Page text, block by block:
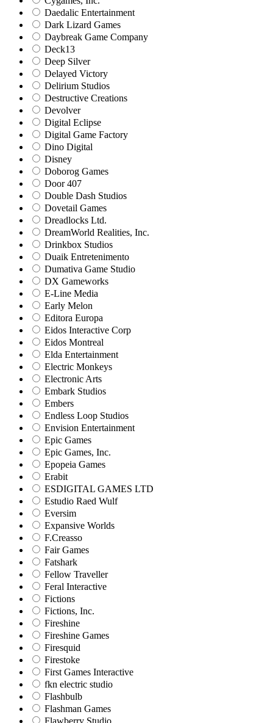
Daedalic Entertainment
Dark Lizard Games
Daybreak Game Company
Deck13
Deep Silver
Delayed Victory
Delirium Studios
Destructive Creations
Devolver
Digital Eclipse
Digital Game Factory
Dino Digital
Disney
Doborog Games
Door 407
Double Dash Studios
Dovetail Games
Dreadlocks Ltd.
DreamWorld Realities, Inc.
Drinkbox Studios
Duaik Entretenimento
Dumativa Game Studio
DX Gameworks
E-Line Media
Early Melon
Editora Europa
Eidos Interactive Corp
Eidos Montreal
Elda Entertainment
Electric Monkeys
Electronic Arts
Embark Studios
Embers
Endless Loop Studios
Envision Entertainment
Epic Games
Epic Games, Inc.
Epopeia Games
Erabit
ESDIGITAL GAMES LTD
Estudio Raed Wulf
Eversim
Expansive Worlds
F.Creasso
Fair Games
Fatshark
Fellow Traveller
Feral Interactive
Fictions
Fictions, Inc.
Fireshine
Fireshine Games
Firesquid
Firestoke
First Games Interactive
fkn electric studio
Flashbulb
Flashman Games